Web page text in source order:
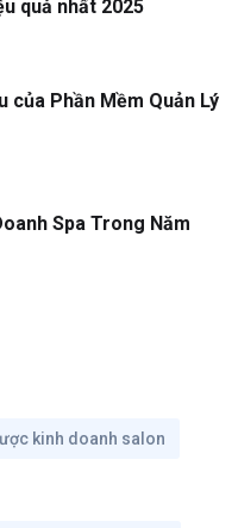
quả nhất 2025
của Phần Mềm Quản Lý
Spa Trong Năm
kinh doanh salon